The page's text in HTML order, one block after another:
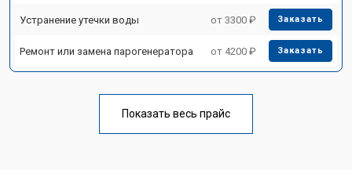
Устранение утечки воды от 3300 ₽ Заказать
Ремонт или замена парогенератора от 4200 ₽ Заказать
Показать весь прайс